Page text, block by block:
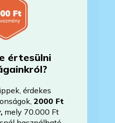
külföldi kiosztású
Önöknél
a
értesülni
érdekes
2000 Ft
, mely 70.000 Ft